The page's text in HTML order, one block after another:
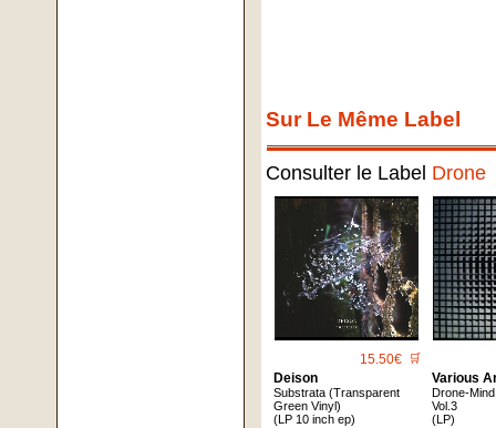
Sur Le Même Label
Consulter le Label Drone
15.50€ 🛒
Deison
Substrata (Transparent
Green Vinyl)
(LP 10 inch ep)
Various
Drone-
Vol.3
(LP)